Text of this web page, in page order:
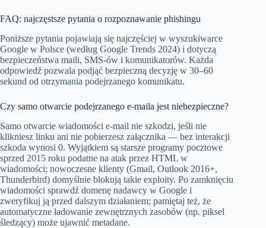
FAQ: najczęstsze pytania o rozpoznawanie phishingu
Poniższe pytania pojawiają się najczęściej w wyszukiwarce
Google w Polsce (według Google Trends 2024) i dotyczą
bezpieczeństwa maili, SMS-ów i komunikatorów. Każda
odpowiedź pozwala podjąć bezpieczną decyzję w 30–60
sekund od otrzymania podejrzanego komunikatu.
Czy samo otwarcie podejrzanego e-maila jest niebezpieczne?
Samo otwarcie wiadomości e-mail nie szkodzi, jeśli nie
klikniesz linku ani nie pobierzesz załącznika — bez interakcji
szkoda wynosi 0. Wyjątkiem są starsze programy pocztowe
sprzed 2015 roku podatne na atak przez HTML w
wiadomości; nowoczesne klienty (Gmail, Outlook 2016+,
Thunderbird) domyślnie blokują takie exploity. Po zamknięciu
wiadomości sprawdź domenę nadawcy w Google i
zweryfikuj ją przed dalszym działaniem; pamiętaj też, że
automatyczne ładowanie zewnętrznych zasobów (np. piksel
śledzący) może ujawnić metadane.